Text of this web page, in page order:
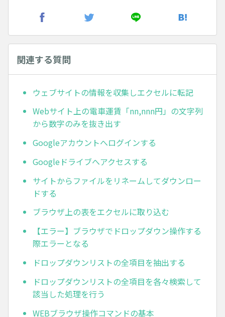
関連する質問
ウェブサイトの情報を収集しエクセルに転記
Webサイト上の電車運賃「nn,nnn円」の文字列
から数字のみを抜き出す
Googleアカウントへログインする
Googleドライブへアクセスする
サイトからファイルをリネームしてダウンロー
ドする
ブラウザ上の表をエクセルに取り込む
【エラー】ブラウザでドロップダウン操作する
際エラーとなる
ドロップダウンリストの全項目を抽出する
ドロップダウンリストの全項目を各々検索して
該当した処理を行う
WEBブラウザ操作コマンドの基本